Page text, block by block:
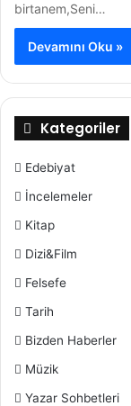
birtanem,Seni…
Devamını Oku »
Kategoriler
Edebiyat
İncelemeler
Kitap
Dizi&Film
Felsefe
Tarih
Bizden Haberler
Müzik
Yazar Sohbetleri